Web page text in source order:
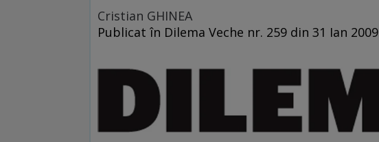
Cristian GHINEA
Publicat în Dilema Veche nr. 259 din 31 Ian 2009